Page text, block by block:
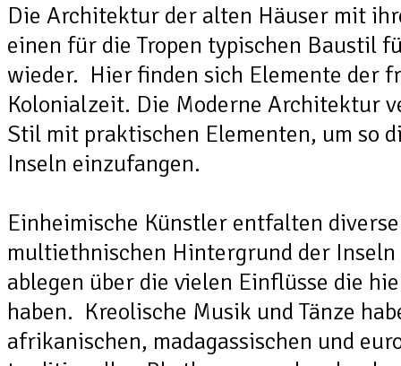
Die Architektur der alten Häuser mit
einen für die Tropen typischen Baustil
wieder. Hier finden sich Elemente der
Kolonialzeit. Die Moderne Architektur
Stil mit praktischen Elementen, um so
Inseln einzufangen.
Einheimische Künstler entfalten
multiethnischen Hintergrund der
ablegen über die vielen Einflüsse die
haben. Kreolische Musik und Tänze
afrikanischen, madagassischen und